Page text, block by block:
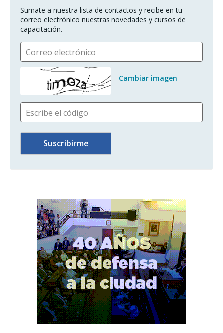
Sumate a nuestra lista de contactos y recibe en tu
correo electrónico nuestras novedades y cursos de
capacitación.
Correo electrónico
Cambiar imagen
Escribe el código